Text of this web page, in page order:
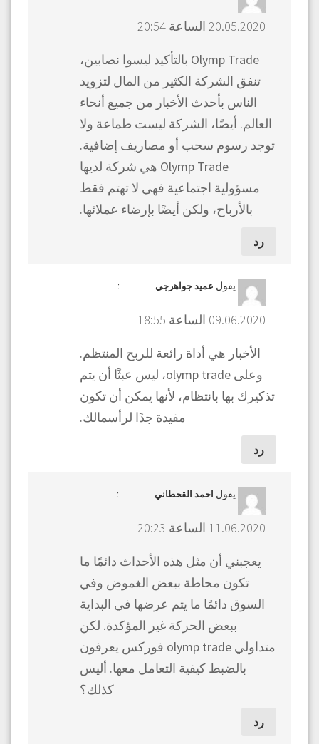
20.05.2020 الساعة 20:54
Olymp Trade بالتأكيد ليسوا نصابين،
تنفق الشركة الكثير من المال لتزويد
الناس بأحدث الأخبار من جميع أنحاء
العالم. أيضًا، الشركة ليست طماعة ولا
توجد رسوم سحب أو مصاريف إضافية.
Olymp Trade هي شركة لديها
مسؤولية اجتماعية فهي لا تهتم فقط
بالأرباح، ولكن أيضًا بإرضاء عملائها.
رد
يقول عميد جواهرجي :
09.06.2020 الساعة 18:55
الأخبار هي أداة رائعة للربح المنتظم.
وعلى olymp trade، ليس عبثًا أن يتم
تذكيرك بها بانتظام، لأنها يمكن أن تكون
مفيدة جدًا لرأسمالك.
رد
يقول احمد القحطاني :
11.06.2020 الساعة 20:23
يعجبني أن مثل هذه الأحداث دائمًا ما
تكون محاطة ببعض الغموض وفي
السوق دائمًا ما يتم عرضها في البداية
ببعض الحركة غير المؤكدة. لكن
متداولي olymp trade فوركس يعرفون
بالضبط كيفية التعامل معها. أليس
كذلك؟
رد